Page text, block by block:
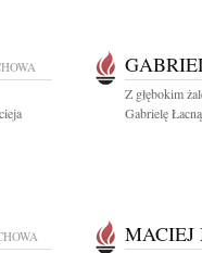
Z głębokim
Gabrielę
MACIEJ